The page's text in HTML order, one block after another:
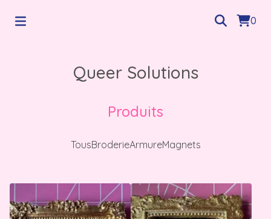
0
Queer Solutions
Produits
TousBroderieArmureMagnets